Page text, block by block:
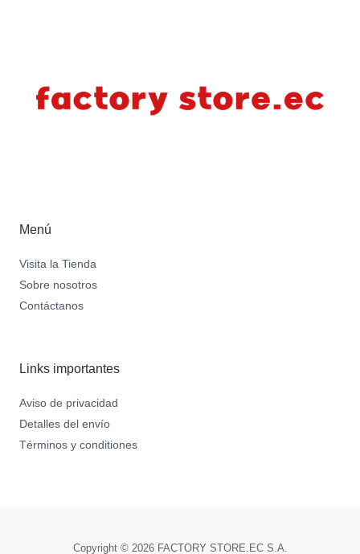
Menú
Visita la Tienda
Sobre nosotros
Contáctanos
Links importantes
Aviso de privacidad
Detalles del envío
Términos y conditiones
Copyright © 2026 FACTORY STORE.EC S.A.